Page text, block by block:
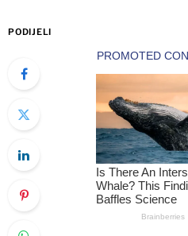
PODIJELI